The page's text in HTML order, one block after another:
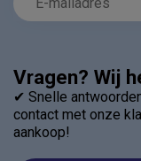
Vragen? Wij
✔ Snelle
contact met onze
aankoop!